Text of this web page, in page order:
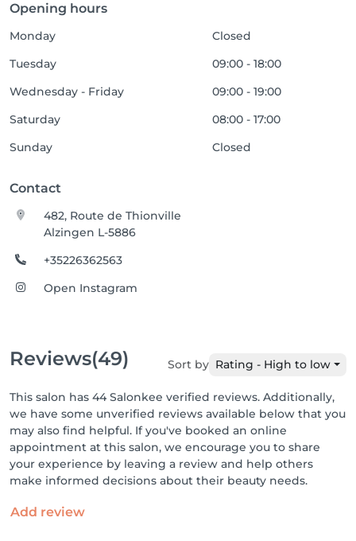
Opening hours
Monday
Closed
Tuesday
09:00 - 18:00
Wednesday - Friday
09:00 - 19:00
Saturday
08:00 - 17:00
Sunday
Closed
Contact
482, Route de Thionville
Alzingen L-5886
+35226362563
Open Instagram
Reviews(49) Sort by Rating - High to low
This salon has 44 Salonkee verified reviews. Additionally,
we have some unverified reviews available below that you
may also find helpful. If you've booked an online
appointment at this salon, we encourage you to share
your experience by leaving a review and help others
make informed decisions about their beauty needs.
Add review